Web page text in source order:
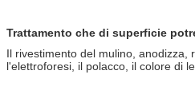
Trattamento che di superficie
Il rivestimento del mulino, anodizza,
l'elettroforesi, il polacco, il colore di